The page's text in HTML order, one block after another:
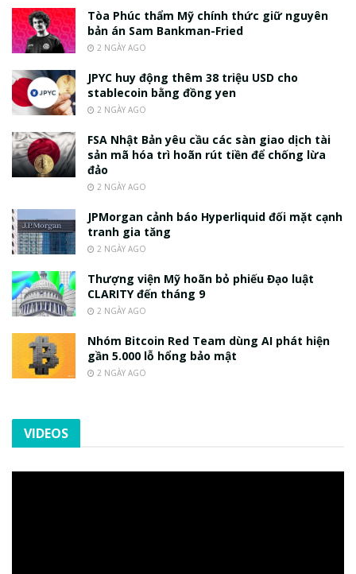
Tòa Phúc thẩm Mỹ chính thức giữ nguyên
bản án Sam Bankman-Fried
2 NGÀY AGO
JPYC huy động thêm 38 triệu USD cho
stablecoin bằng đồng yen
2 NGÀY AGO
FSA Nhật Bản yêu cầu các sàn giao dịch tài
sản mã hóa trì hoãn rút tiền để chống lừa
đảo
2 NGÀY AGO
JPMorgan cảnh báo Hyperliquid đối mặt cạnh
tranh gia tăng
2 NGÀY AGO
Thượng viện Mỹ hoãn bỏ phiếu Đạo luật
CLARITY đến tháng 9
2 NGÀY AGO
Nhóm Bitcoin Red Team dùng AI phát hiện
gần 5.000 lỗ hổng bảo mật
2 NGÀY AGO
VIDEOS